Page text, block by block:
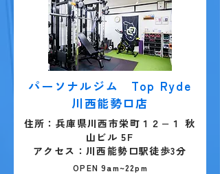
パーソナルジム Top Ryde
川西能勢口店
住所：兵庫県川西市栄町１２−１ 秋
山ビル 5F
​アクセス：川西能勢口駅徒歩3分
OPEN 9am~22pm